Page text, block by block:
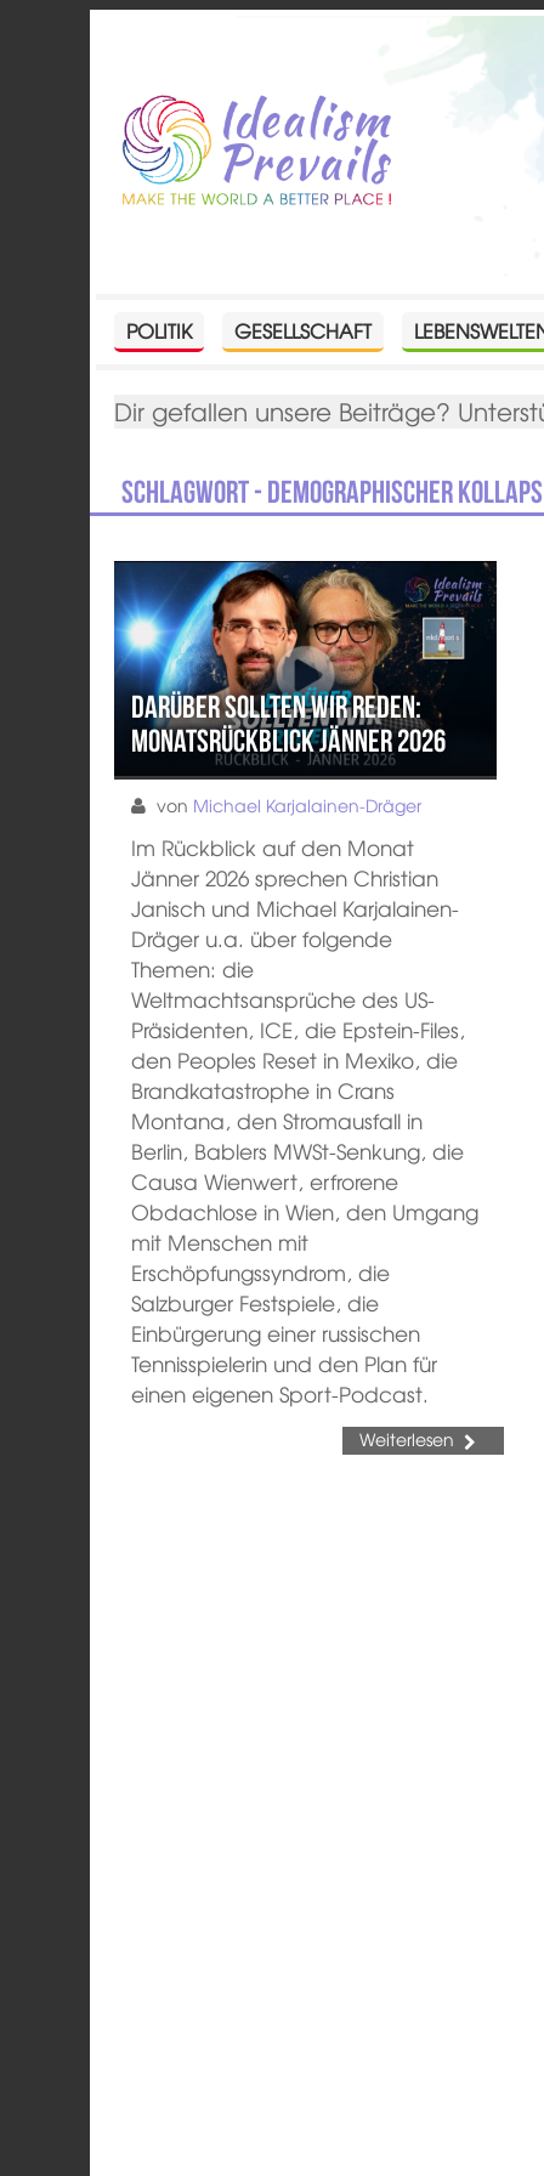
POLITIK GESELLSCHAFT
Dir gefallen unsere Beiträge?
Schlagwort - demographischer Kollaps
Darüber sollten wir reden:
Monatsrückblick Jänner 2026
von Michael Karjalainen-Dräger
Im Rückblick auf den Monat
Jänner 2026 sprechen Christian
Janisch und Michael Karjalainen-
Dräger u.a. über folgende
Themen: die
Weltmachtsansprüche des US-
Präsidenten, ICE, die Epstein-Files,
den Peoples Reset in Mexiko, die
Brandkatastrophe in Crans
Montana, den Stromausfall in
Berlin, Bablers MWSt-Senkung, die
Causa Wienwert, erfrorene
Obdachlose in Wien, den Umgang
mit Menschen mit
Erschöpfungssyndrom, die
Salzburger Festspiele, die
Einbürgerung einer russischen
Tennisspielerin und den Plan für
einen eigenen Sport-Podcast.
Weiterlesen